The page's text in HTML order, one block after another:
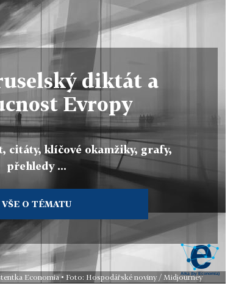
diktát a
Evropy
citáty, klíčové okamžiky, grafy,
přehledy ...
VŠE O TÉMATU
Economia • Foto: Hospodářské noviny / Midjourney